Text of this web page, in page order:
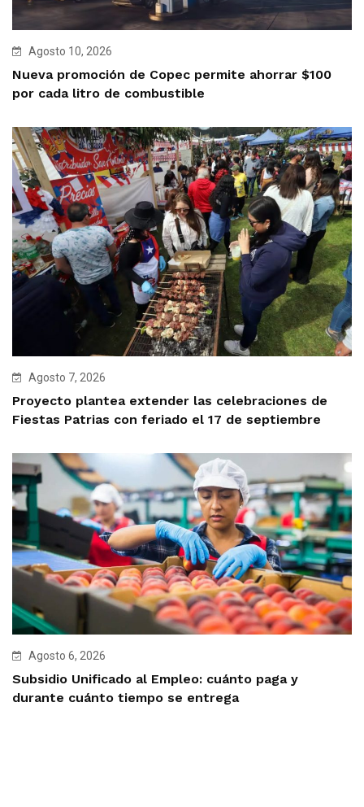
Agosto 10, 2026
Nueva promoción de Copec permite ahorrar $100
por cada litro de combustible
Agosto 7, 2026
Proyecto plantea extender las celebraciones de
Fiestas Patrias con feriado el 17 de septiembre
Agosto 6, 2026
Subsidio Unificado al Empleo: cuánto paga y
durante cuánto tiempo se entrega